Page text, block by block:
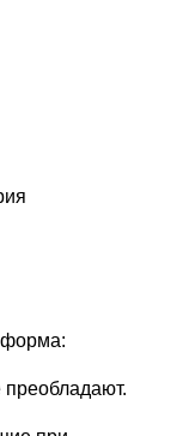
форма: